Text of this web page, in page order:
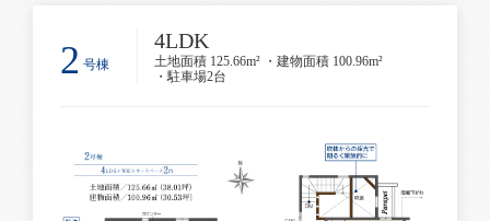
2 号棟
4LDK
土地面積 125.66m² ・建物面積 100.96m²
・駐車場2台